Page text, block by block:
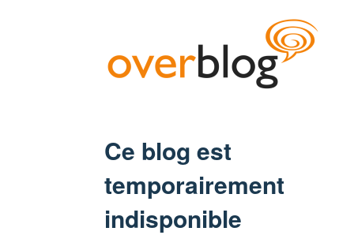
Ce blog est
temporairement
indisponible